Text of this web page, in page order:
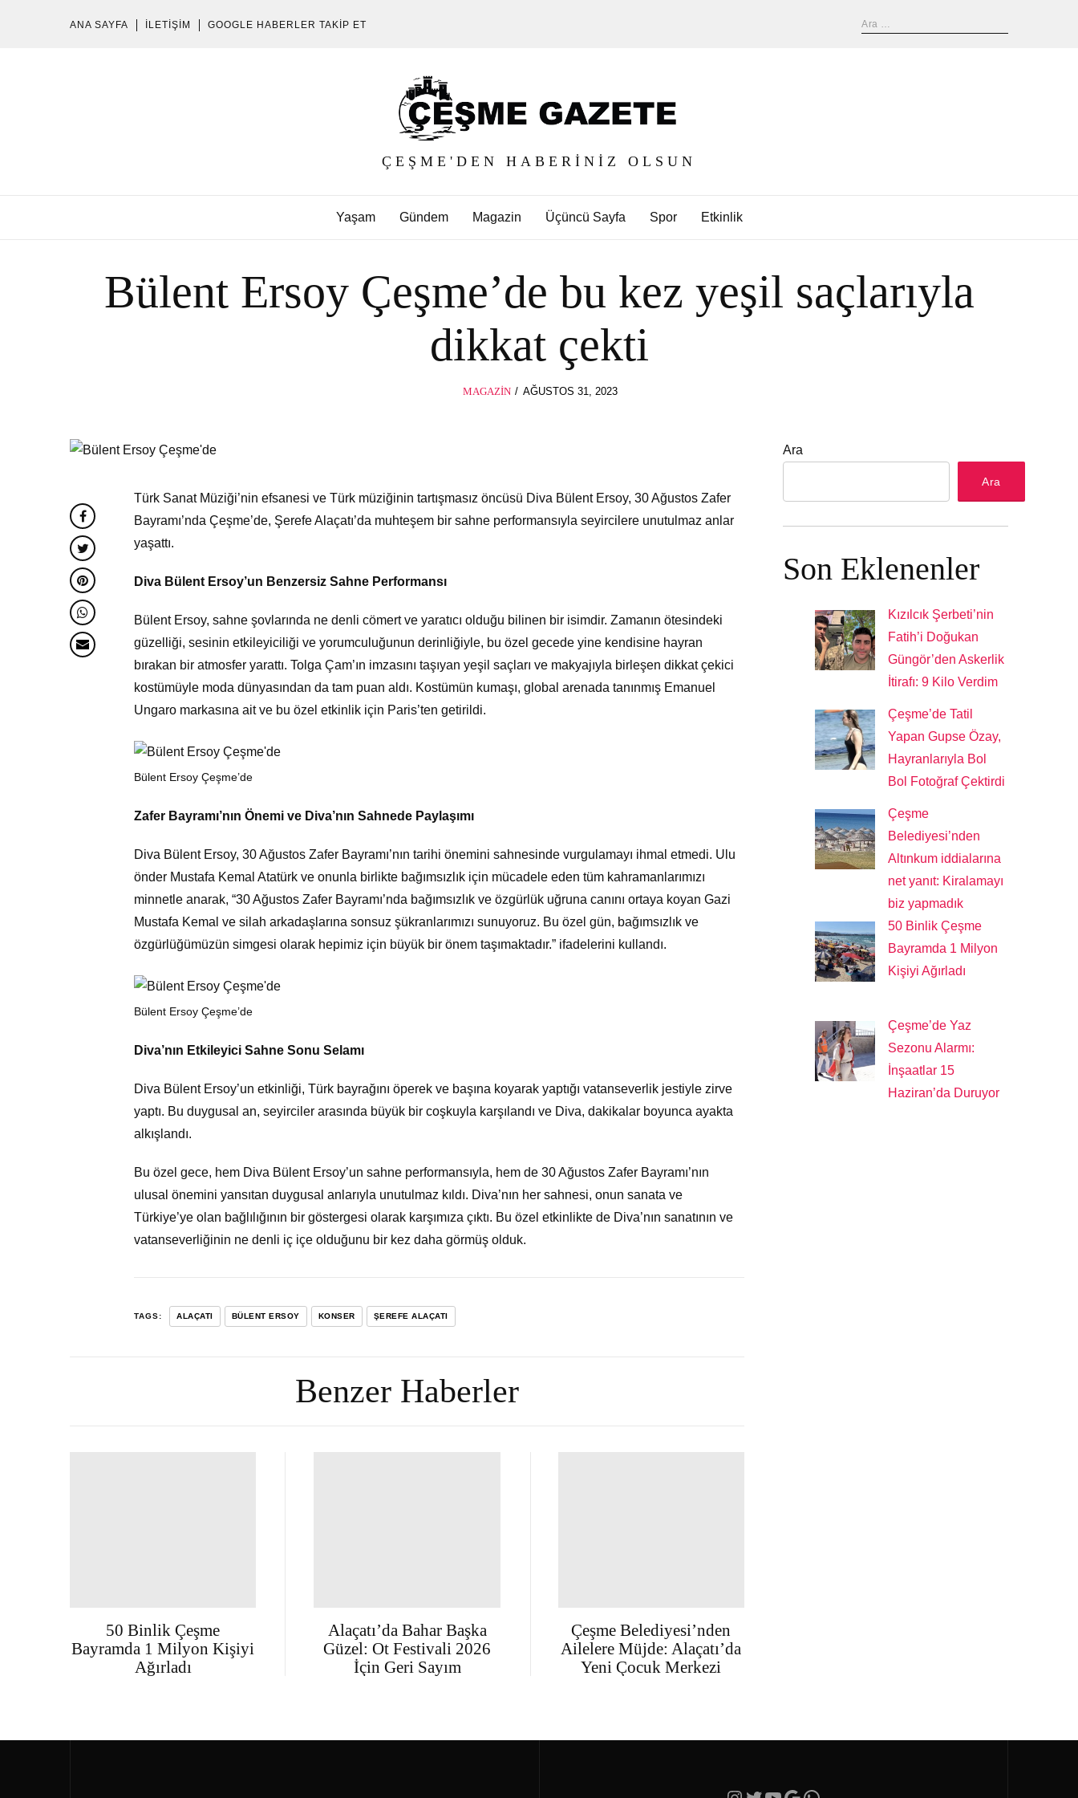
ANA SAYFA İLETIŞIM GOOGLE HABERLER TAKIP ET
ÇEŞME'DEN HABERINIZ OLSUN
Yaşam Gündem Magazin Üçüncü Sayfa Spor Etkinlik
Bülent Ersoy Çeşme’de bu kez yeşil saçlarıyla
dikkat çekti
MAGAZIN
POSTED
AĞUSTOS 31, 2023AĞUSTOS
Türk Sanat Müziği’nin efsanesi ve Türk müziğinin tartışmasız öncüsü Diva Bülent Ersoy, 30 Ağustos Zafer
Bayramı’nda Çeşme’de, Şerefe Alaçatı’da muhteşem bir sahne performansıyla seyircilere unutulmaz anlar
yaşattı.
Diva Bülent Ersoy’un Benzersiz Sahne Performansı
Bülent Ersoy, sahne şovlarında ne denli cömert ve yaratıcı olduğu bilinen bir isimdir. Zamanın ötesindeki
güzelliği, sesinin etkileyiciliği ve yorumculuğunun derinliğiyle, bu özel gecede yine kendisine hayran
bırakan bir atmosfer yarattı. Tolga Çam’ın imzasını taşıyan yeşil saçları ve makyajıyla birleşen dikkat çekici
kostümüyle moda dünyasından da tam puan aldı. Kostümün kumaşı, global arenada tanınmış Emanuel
Ungaro markasına ait ve bu özel etkinlik için Paris’ten getirildi.
Bülent Ersoy Çeşme’de
Zafer Bayramı’nın Önemi ve Diva’nın Sahnede Paylaşımı
Diva Bülent Ersoy, 30 Ağustos Zafer Bayramı’nın tarihi önemini sahnesinde vurgulamayı ihmal etmedi. Ulu
önder Mustafa Kemal Atatürk ve onunla birlikte bağımsızlık için mücadele eden tüm kahramanlarımızı
minnetle anarak, “30 Ağustos Zafer Bayramı’nda bağımsızlık ve özgürlük uğruna canını ortaya koyan Gazi
Mustafa Kemal ve silah arkadaşlarına sonsuz şükranlarımızı sunuyoruz. Bu özel gün, bağımsızlık ve
özgürlüğümüzün simgesi olarak hepimiz için büyük bir önem taşımaktadır.” ifadelerini kullandı.
Bülent Ersoy Çeşme’de
Diva’nın Etkileyici Sahne Sonu Selamı
Diva Bülent Ersoy’un etkinliği, Türk bayrağını öperek ve başına koyarak yaptığı vatanseverlik jestiyle zirve
yaptı. Bu duygusal an, seyirciler arasında büyük bir coşkuyla karşılandı ve Diva, dakikalar boyunca ayakta
alkışlandı.
Bu özel gece, hem Diva Bülent Ersoy’un sahne performansıyla, hem de 30 Ağustos Zafer Bayramı’nın
ulusal önemini yansıtan duygusal anlarıyla unutulmaz kıldı. Diva’nın her sahnesi, onun sanata ve
Türkiye’ye olan bağlılığının bir göstergesi olarak karşımıza çıktı. Bu özel etkinlikte de Diva’nın sanatının ve
vatanseverliğinin ne denli iç içe olduğunu bir kez daha görmüş olduk.
TAGS: ALAÇATI BÜLENT ERSOY KONSER ŞEREFE ALAÇATI
Benzer Haberler
50 Binlik Çeşme
Bayramda 1 Milyon Kişiyi
Ağırladı
Alaçatı’da Bahar Başka
Güzel: Ot Festivali 2026
İçin Geri Sayım
Çeşme Belediyesi’nden
Ailelere Müjde: Alaçatı’da
Yeni Çocuk Merkezi
Ara
Ara
Son Eklenenler
Kızılcık Şerbeti’nin
Fatih’i Doğukan
Güngör’den Askerlik
İtirafı: 9 Kilo Verdim
Çeşme’de Tatil
Yapan Gupse Özay,
Hayranlarıyla Bol
Bol Fotoğraf Çektirdi
Çeşme
Belediyesi’nden
Altınkum iddialarına
net yanıt: Kiralamayı
biz yapmadık
50 Binlik Çeşme
Bayramda 1 Milyon
Kişiyi Ağırladı
Çeşme’de Yaz
Sezonu Alarmı:
İnşaatlar 15
Haziran’da Duruyor